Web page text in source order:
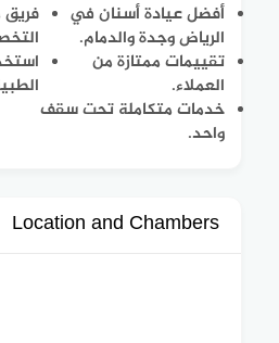
أفضل عيادة أسنان في
الرياض وجدة والدمام.
تقييمات ممتازة من
العملاء.
خدمات متكاملة تحت سقف
واحد.
Location and Chambers